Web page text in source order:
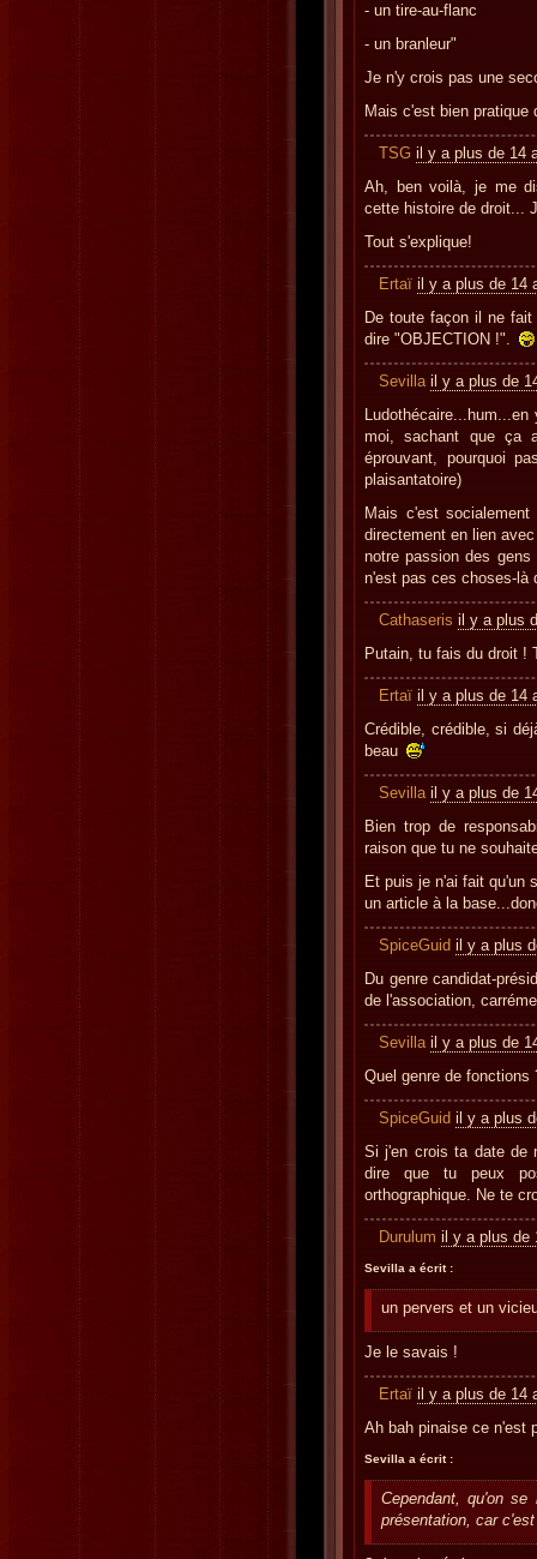
- un tire-au-flanc
- un branleur"
Je n'y crois pas une
Mais c'est bien
TSG il y a plus de 14
Ah, ben voilà, je me
cette histoire de droit...
Tout s'explique!
Ertaï il y a plus de 14
De toute façon il ne
dire "OBJECTION !".
Sevilla il y a plus de
moi, sachant que ça
éprouvant, pourquoi
plaisantatoire)
Mais c'est
directement en lien
notre passion des
n'est pas ces choses-là
Cathaseris il y a plus
Putain, tu fais du droit !
Ertaï il y a plus de 14
Crédible, crédible, si
beau
Sevilla il y a plus de
Bien trop de
raison que tu ne
Et puis je n'ai fait qu'un
un article à la
SpiceGuid il y a plus
Du genre candidat-
de l'association,
Sevilla il y a plus de
Quel genre de fonctions
SpiceGuid il y a plus
Si j'en crois ta date de
dire que tu peux
orthographique. Ne te
Durulum il y a plus de
Sevilla a écrit :
un pervers et un
Je le savais !
Ertaï il y a plus de 14
Ah bah pinaise ce n'est
Sevilla a écrit :
Cependant, qu'on
présentation, car